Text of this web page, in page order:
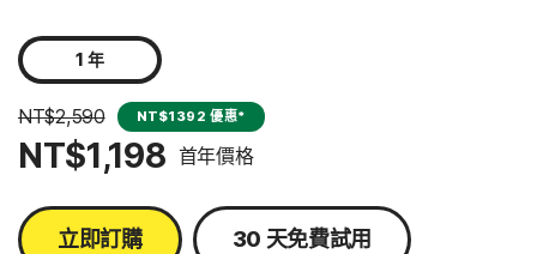
1 年
NT$2,590 NT$1392 優惠*
NT$1,198 首年價格
立即訂購 30 天免費試用